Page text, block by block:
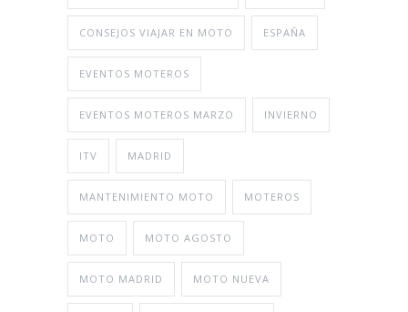
CONSEJOS VIAJAR EN MOTO ESPAÑA
EVENTOS MOTEROS
EVENTOS MOTEROS MARZO INVIERNO
ITV MADRID
MANTENIMIENTO MOTO MOTEROS
MOTO MOTO AGOSTO
MOTO MADRID MOTO NUEVA